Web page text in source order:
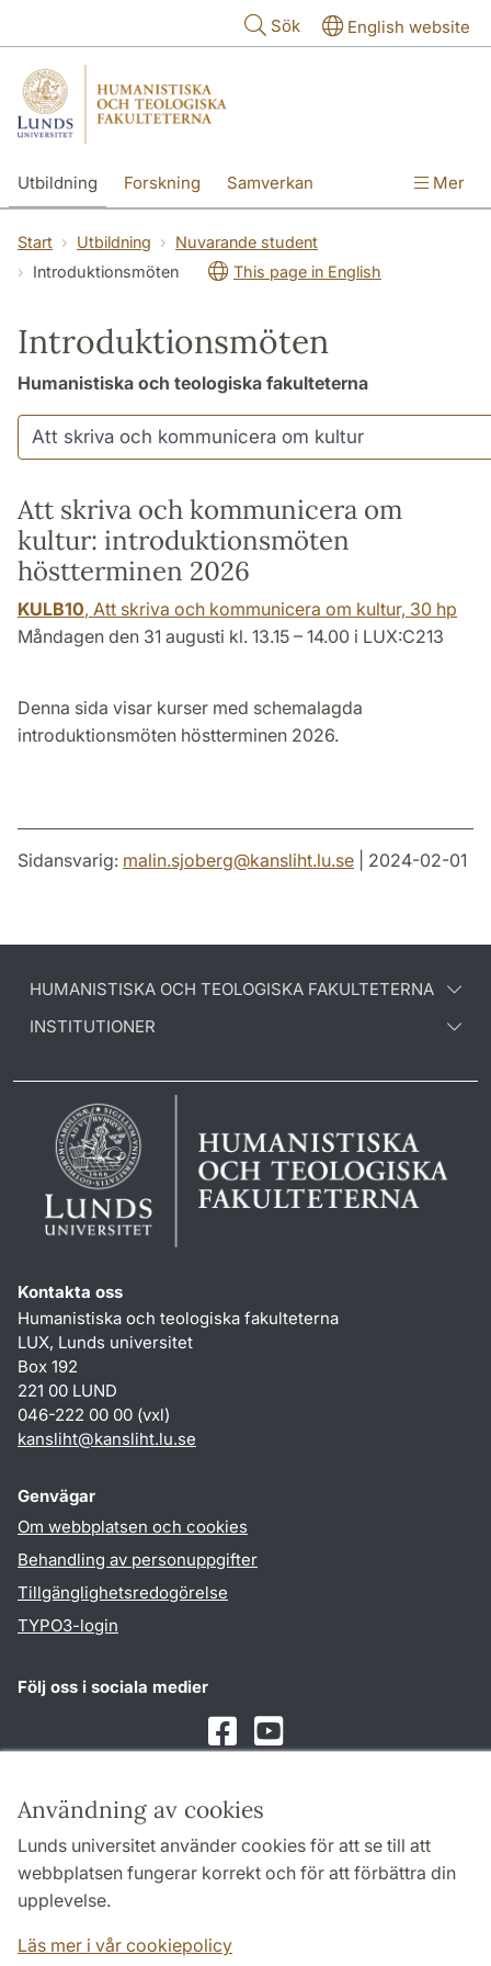
Användning av cookies
Lunds universitet använder cookies för att se till att
webbplatsen fungerar korrekt och för att förbättra din
upplevelse.
Läs mer i vår cookiepolicy
Sök English website
Utbildning Forskning Samverkan Mer
Start Utbildning
Nuvarande student
Introduktionsmöten
This page in English
Introduktionsmöten
Humanistiska och teologiska fakulteterna
Att skriva och kommunicera om
kultur: introduktionsmöten
höstterminen 2026
KULB10, Att skriva och kommunicera om kultur, 30 hp
Måndagen den 31 augusti kl. 13.15 – 14.00 i LUX:C213
Denna sida visar kurser med schemalagda
introduktionsmöten höstterminen 2026.
Sidansvarig: malin.sjoberg@kansliht.lu.se | 2024-02-01
HUMANISTISKA OCH TEOLOGISKA FAKULTETERNA
INSTITUTIONER
Kontakta oss
Humanistiska och teologiska fakulteterna
LUX, Lunds universitet
Box 192
221 00 LUND
046-222 00 00 (vxl)
kansliht@kansliht.lu.se
Genvägar
Om webbplatsen och cookies
Behandling av personuppgifter
Tillgänglighetsredogörelse
TYPO3-login
Följ oss i sociala medier
Facebook
Youtube
Samarbeten och nätverk